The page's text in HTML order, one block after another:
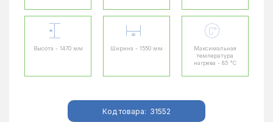
Высота - 1470 мм Ширина - 1550 мм
Максимальная
температура
нагрева - 85 °C
Код товара: 31552